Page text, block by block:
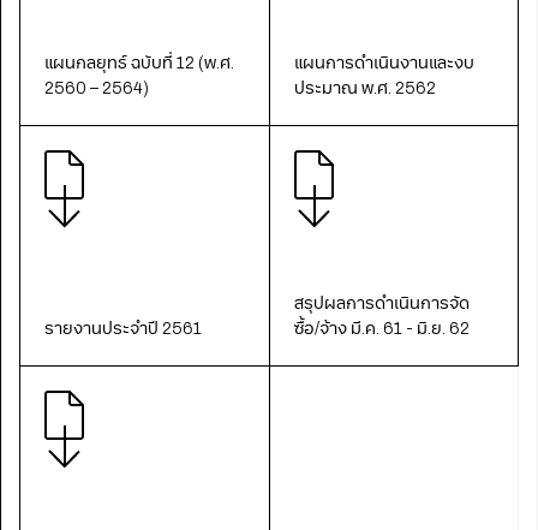
แผนกลยุทธ์ ฉบับที่ 12 (พ.ศ.
2560 – 2564)
แผนการดำเนินงานและงบ
ประมาณ พ.ศ. 2562
รายงานประจำปี 2561
สรุปผลการดำเนินการจัด
ซื้อ/จ้าง มี.ค. 61 - มิ.ย. 62